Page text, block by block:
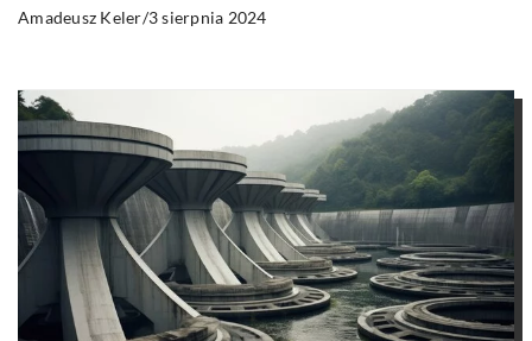
Amadeusz Keler/3 sierpnia 2024